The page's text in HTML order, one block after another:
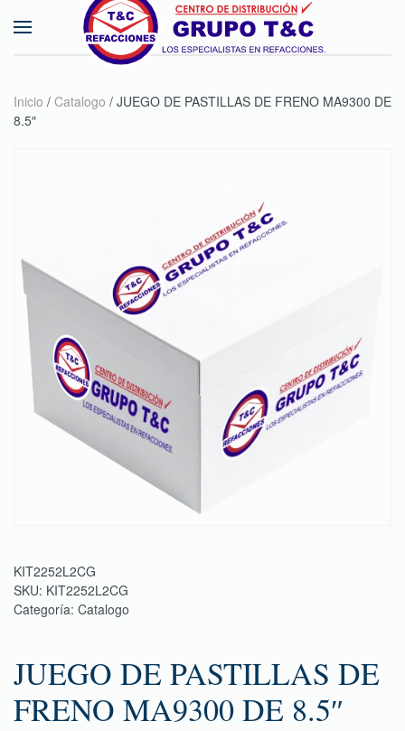
Skip to main content
Inicio / Catalogo / JUEGO DE PASTILLAS DE FRENO MA9300 DE
8.5″
KIT2252L2CG
SKU: KIT2252L2CG
Categoría: Catalogo
JUEGO DE PASTILLAS DE
FRENO MA9300 DE 8.5″